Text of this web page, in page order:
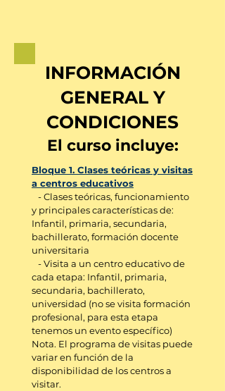
INFORMACIÓN
GENERAL Y
CONDICIONES
El curso incluye:
Bloque 1. Clases teóricas y visitas
a centros educativos
- Clases teóricas, funcionamiento
y principales características de:
Infantil, primaria, secundaria,
bachillerato, formación docente
universitaria
- Visita a un centro educativo de
cada etapa: Infantil, primaria,
secundaria, bachillerato,
universidad (no se visita formación
profesional, para esta etapa
tenemos un evento específico)
Nota. El programa de visitas puede
variar en función de la
disponibilidad de los centros a
visitar.